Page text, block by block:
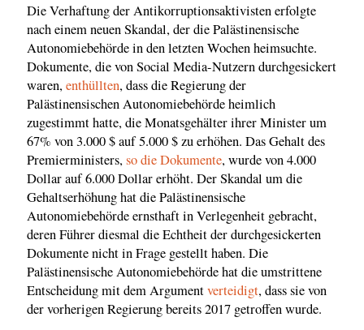
Die Verhaftung der Antikorruptionsaktivisten erfolgte
nach einem neuen Skandal, der die Palästinensische
Autonomiebehörde in den letzten Wochen heimsuchte.
Dokumente, die von Social Media-Nutzern durchgesickert
waren,enthüllten, dass die Regierung der
Palästinensischen Autonomiebehörde heimlich
zugestimmt hatte, die Monatsgehälter ihrer Minister um
67% von 3.000 $ auf 5.000 $ zu erhöhen. Das Gehalt des
Premierministers,so die Dokumente, wurde von 4.000
Dollar auf 6.000 Dollar erhöht. Der Skandal um die
Gehaltserhöhung hat die Palästinensische
Autonomiebehörde ernsthaft in Verlegenheit gebracht,
deren Führer diesmal die Echtheit der durchgesickerten
Dokumente nicht in Frage gestellt haben. Die
Palästinensische Autonomiebehörde hat die umstrittene
Entscheidung mit dem Argumentverteidigt, dass sie von
der vorherigen Regierung bereits 2017 getroffen wurde.